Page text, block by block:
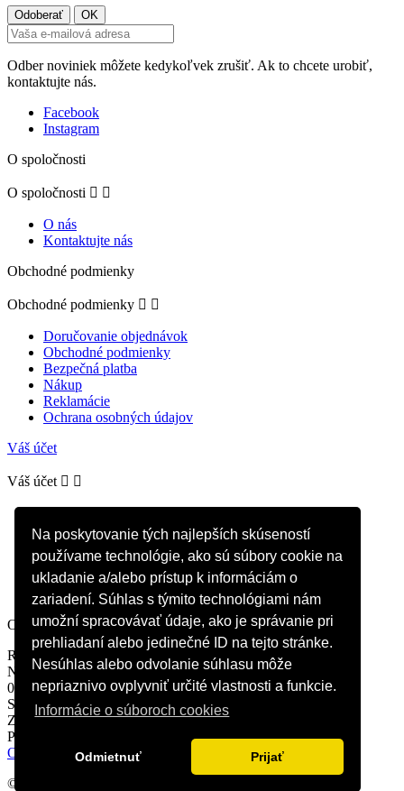
Na poskytovanie tých najlepších skúseností
používame technológie, ako sú súbory cookie na
ukladanie a/alebo prístup k informáciám o
zariadení. Súhlas s týmito technológiami nám
umožní spracovávať údaje, ako je správanie pri
prehliadaní alebo jedinečné ID na tejto stránke.
Nesúhlas alebo odvolanie súhlasu môže
nepriaznivo ovplyvniť určité vlastnosti a funkcie.
Informácie o súboroch cookies
Odmietnuť Prijať
Odber noviniek môžete kedykoľvek zrušiť. Ak to chcete urobiť,
kontaktujte nás.
Facebook
Instagram
O spoločnosti
O spoločnosti  
O nás
Kontaktujte nás
Obchodné podmienky
Obchodné podmienky  
Doručovanie objednávok
Obchodné podmienky
Bezpečná platba
Nákup
Reklamácie
Ochrana osobných údajov
Váš účet
Váš účet  
Objednávky
Dobropisy
Adresy
Zľavové kupóny
Moje upozornenia
O E-Shope
RealWear.sk
Novoť 909
029 55 Novoť
Slovakia
Zavolajte nám:+421 917 231 426
Pošlite nám email:
info@realwear.sk
O E-Shope
© Allforhorses s. r. o. | Design by